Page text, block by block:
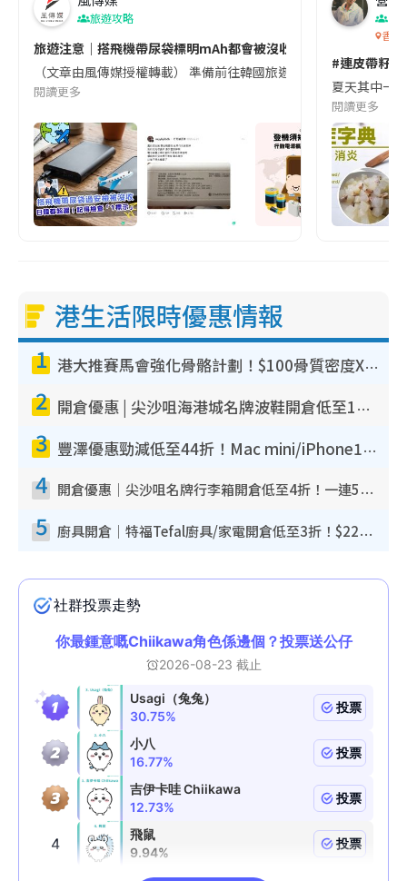
旅遊攻略
旅遊注意｜搭飛機帶尿袋標明mAh都會被沒收😱出發前切記檢查
（文章由風傳媒授權轉載） 準備前往韓國旅遊的民眾，近期要
閱讀更多
香港
#連皮帶籽
夏天其中一
閱讀更多
港生活限時優惠情報
1 港大推賽馬會強化骨骼計劃！$100骨質密度X光檢查 完成免費運動訓練送超市禮券！附參加資格
2 開倉優惠 | 尖沙咀海港城名牌波鞋開倉低至1折！On鞋$899起／Joy&Peace鞋履$98起
3 豐澤優惠勁減低至44折！Mac mini/iPhone17Pro大減價！廚房家電$220起
4 開倉優惠｜尖沙咀名牌行李箱開倉低至4折！一連5日 American Tourister/ace./Hallmark $200起！
5 廚具開倉｜特福Tefal廚具/家電開倉低至3折！$220起買平底鍋/炒鑊/湯煲！電飯煲/吸塵機/燙斗$418起